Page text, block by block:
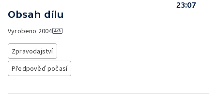
Obsah dílu
Vyrobeno 2004
Zpravodajství
Předpověď počasí
23:07